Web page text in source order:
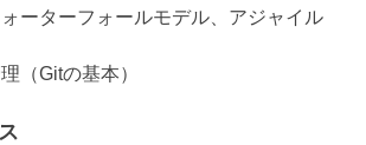
ーターフォールモデル、アジャイル
（Gitの基本）